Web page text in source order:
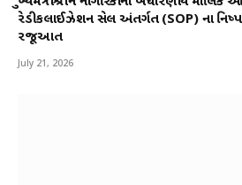
રેડીકલાઈઝેશન સેલ અંતર્ગત (SOP) ના
રજૂઆત
July 21, 2026